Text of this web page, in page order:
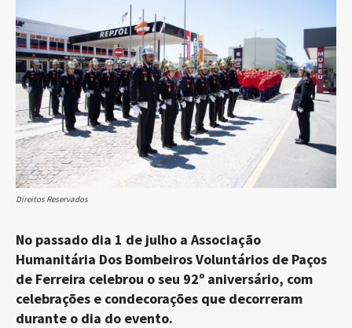
Direitos Reservados
No passado dia 1 de julho a Associação
Humanitária Dos Bombeiros Voluntários de Paços
de Ferreira celebrou o seu 92º aniversário, com
celebrações e condecorações que decorreram
durante o dia do evento.